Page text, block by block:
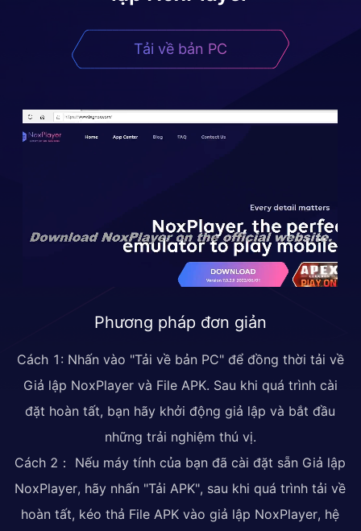
Tải về bản PC
Phương pháp đơn giản
Cách 1: Nhấn vào "Tải về bản PC" để đồng thời tải về
Giả lập NoxPlayer và File APK. Sau khi quá trình cài
đặt hoàn tất, bạn hãy khởi động giả lập và bắt đầu
những trải nghiệm thú vị.
Cách 2： Nếu máy tính của bạn đã cài đặt sẵn Giả lập
NoxPlayer, hãy nhấn "Tải APK", sau khi quá trình tải về
hoàn tất, kéo thả File APK vào giả lập NoxPlayer, hệ